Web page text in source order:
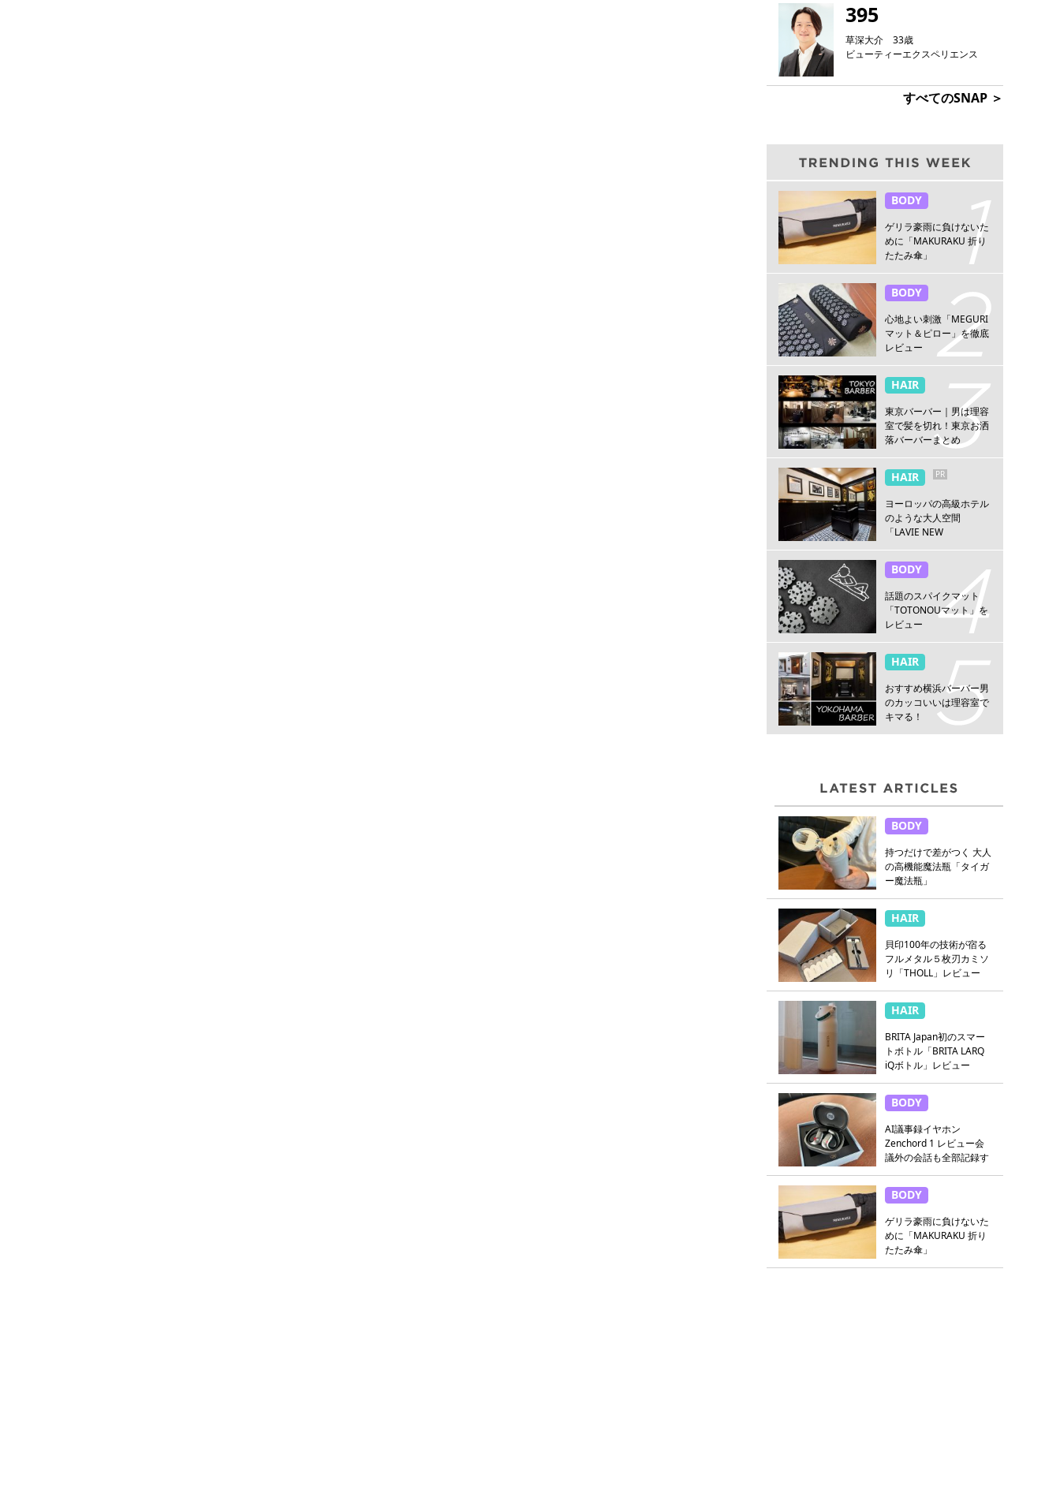
395
草深大介 33歳
ビューティーエクスペリエンス
すべてのSNAP ＞
BODY
ゲリラ豪雨に負けないた
めに「MAKURAKU 折り
たたみ傘」
BODY
心地よい刺激「MEGURI
マット＆ピロー」を徹底
レビュー
HAIR
東京バーバー｜男は理容
室で髪を切れ！東京お洒
落バーバーまとめ
HAIR PR
ヨーロッパの高級ホテル
のような大人空間
「LAVIE NEW
店」
BODY
話題のスパイクマット
「TOTONOUマット」を
レビュー
HAIR
おすすめ横浜バーバー男
のカッコいいは理容室で
キマる！
BODY
持つだけで差がつく 大人
の高機能魔法瓶「タイガ
ー魔法瓶」
HAIR
貝印100年の技術が宿る
フルメタル５枚刃カミソ
リ「THOLL」レビュー
HAIR
BRITA Japan初のスマー
トボトル「BRITA LARQ
iQボトル」レビュー
BODY
AI議事録イヤホン
Zenchord 1 レビュー会
議外の会話も全部記録す
BODY
ゲリラ豪雨に負けないた
めに「MAKURAKU 折り
たたみ傘」